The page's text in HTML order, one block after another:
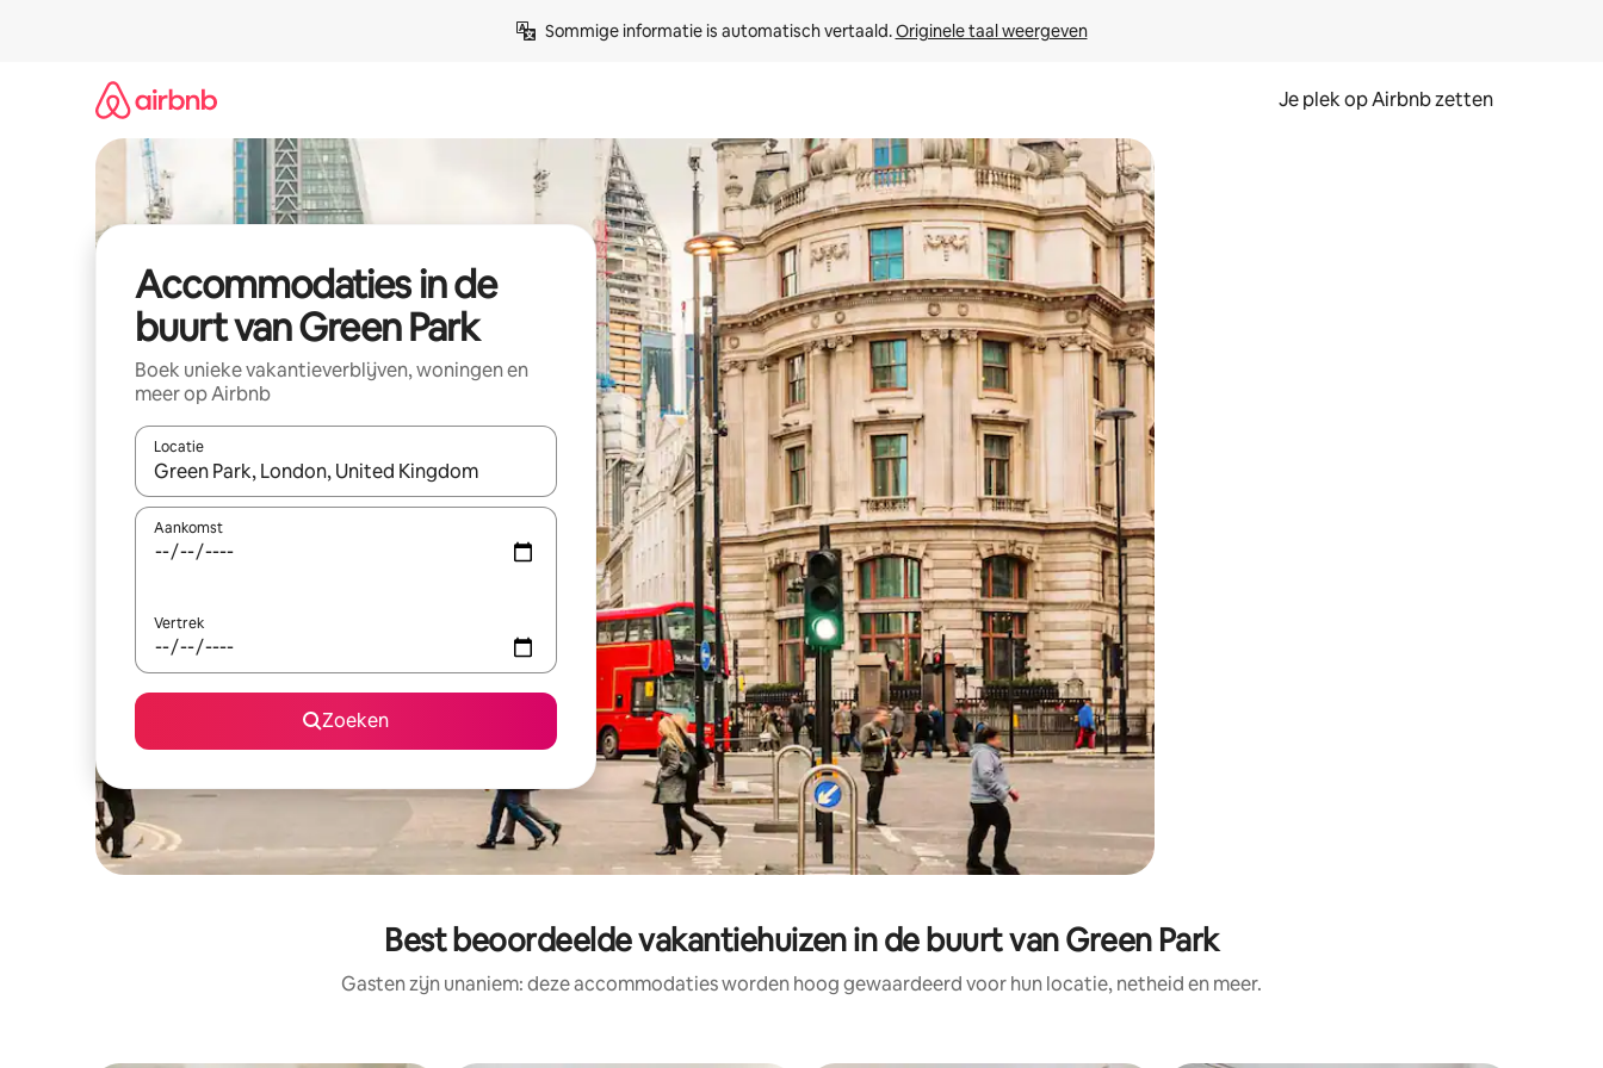
Sommige informatie is automatisch vertaald. Originele taal weergeven
Je plek op Airbnb zetten
Accommodaties in de
buurt van Green Park
Boek unieke vakantieverblijven, woningen en
meer op Airbnb
Locatie
Wanneer er resultaten beschikbaar zijn, maak je een keuze met je de pijltjestoetsen omhoog en omlaag, óf door te tikken of swipen.
Aankomst
Vertrek
Zoeken
Best beoordeelde vakantiehuizen in de buurt van Green Park
Gasten zijn unaniem: deze accommodaties worden hoog gewaardeerd voor hun locatie, netheid en meer.